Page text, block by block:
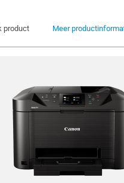
product Meer